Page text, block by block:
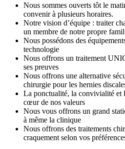
Nous sommes ouverts tôt le
convenir à plusieurs horaires.
Notre vision d’équipe : traiter
un membre de notre propre
Nous possédons des
technologie
Nous offrons un traitement
ses preuves
Nous offrons une alternative
chirurgie pour les hernies
La ponctualité, la convivialité et
cœur de nos valeurs
Nous vous offrons un grand
à même la clinique
Nous offrons des traitements
craquement selon vos